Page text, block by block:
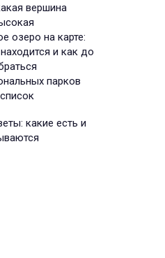
вершина
озеро на карте:
и как до
парков
какие есть и